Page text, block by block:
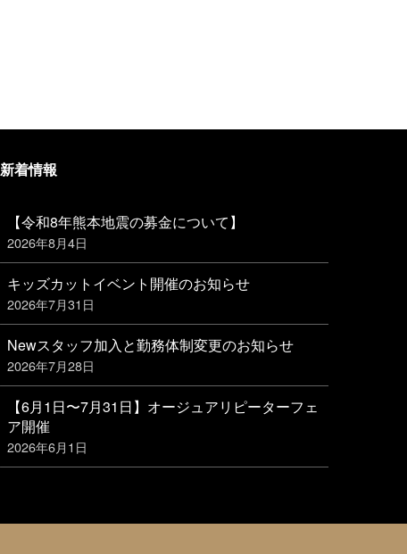
新着情報
【令和8年熊本地震の募金について】
2026年8月4日
キッズカットイベント開催のお知らせ
2026年7月31日
Newスタッフ加入と勤務体制変更のお知らせ
2026年7月28日
【6月1日〜7月31日】オージュアリピーターフェ
ア開催
2026年6月1日